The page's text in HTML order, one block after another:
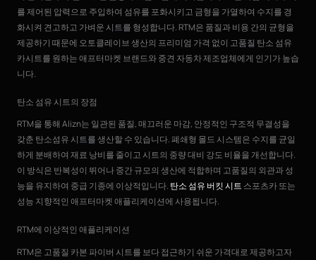
를 제어된 압력으로 주입하여 섬유를 포화시키고 금형을 가열하여 수지를 경
화시켜 견고하고 가벼운 시트를 형성합니다. RTM은 품질과 비용 간의 균형을
제공하기 때문에 오토클레이브 생산의 프리미엄 가격 없이 고품질 탄소 섬유
카시트를 원하는 애프터마켓 브랜드와 중견 자동차 제조업체에게 인기가 높습
니다.
탄소 섬유 시트의 장점
RTM을 통해 Alizn는 일관된 품질, 매끄러운 마감, 안정적인 구조적 무결성을
갖춘 탄소섬유 시트를 생산할 수 있습니다. 폐쇄형 몰드 시스템은 수지를 균일
하게 분배하여 재료 낭비를 줄이고 시트의 중량 대비 강도 비율을 개선합니다.
이 방식은 반복성이 뛰어나 중간 규모의 생산에 적합하며 고품질의 외관과 성
능을 유지하여 중급 기종에 이상적입니다. 탄소 섬유 버킷 시트 스포츠카 또는
성능 지향적인 애프터마켓 애플리케이션에 사용됩니다.
RTM에 이상적인 애플리케이션
RTM은 고품질 카본 파이버 시트를 보다 접근하기 쉬운 가격대로 제공하고자